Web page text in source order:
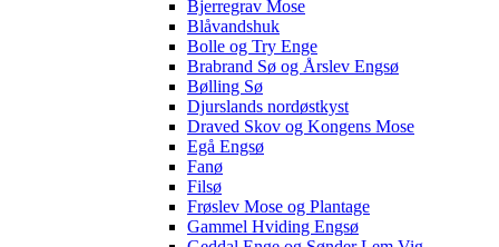
Bjerregrav Mose
Blåvandshuk
Bolle og Try Enge
Brabrand Sø og Årslev Engsø
Bølling Sø
Djurslands nordøstkyst
Draved Skov og Kongens Mose
Egå Engsø
Fanø
Filsø
Frøslev Mose og Plantage
Gammel Hviding Engsø